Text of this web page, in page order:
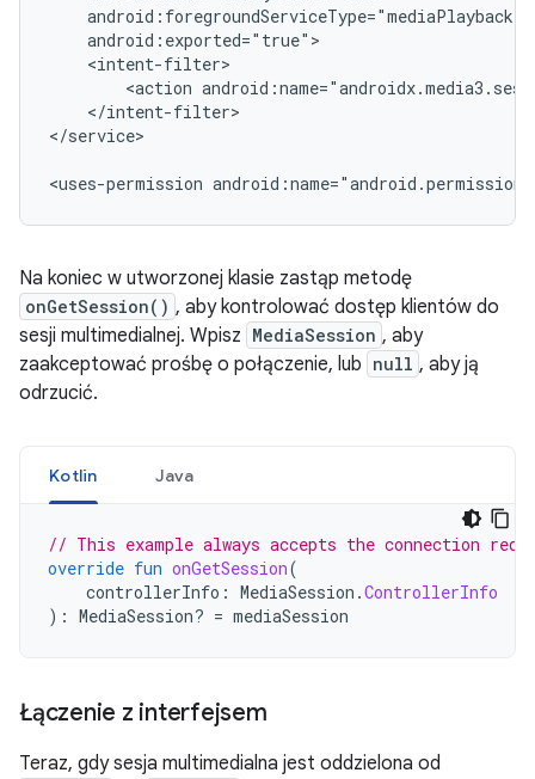
<action
</intent-filter>
</service>
<uses-permission
Na koniec w utworzonej klasie zastąp metodę
onGetSession() , aby kontrolować dostęp klientów do
sesji multimedialnej. Wpisz MediaSession , aby
zaakceptować prośbę o połączenie, lub null , aby ją
odrzucić.
Kotlin Java
// This example always accepts the connection
override fun onGetSession(
controllerInfo : MediaSession .ControllerInfo
): MediaSession? = mediaSession
Łączenie z interfejsem
Teraz, gdy sesja multimedialna jest oddzielona od